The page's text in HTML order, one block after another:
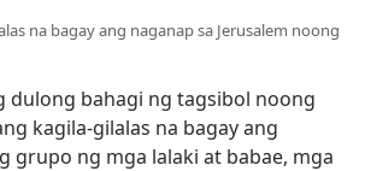
na bagay ang naganap sa Jerusalem noong
dulong bahagi ng tagsibol noong
kagila-gilalas na bagay ang
grupo ng mga lalaki at babae, mga